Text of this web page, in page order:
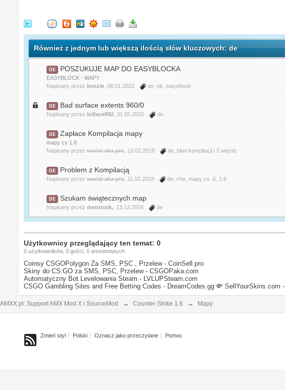
Również z jednym lub większą ilością słów kluczowych: de
DE POSZUKUJE MAP DO EASYBLOCKA
EASYBLOCK - MAPY
Napisany przez kenzie , 06.01.2022 de ,eb ,easyblock
DE Bad surface extents 960/0
Napisany przez lolface992 , 31.05.2020 de
DE Zapłace Kompilacja mapy
mapy cs 1.6
Napisany przezwariat aka pro , 13.02.2018 de blad kompilacji i 2 więcej
DE Problem z Kompilacją
Napisany przezwariat aka pro , 11.02.2018 de ,vhe mapy cs .6 1.6
DE Szukam świątecznych map
Napisany przez mentosik. , 13.12.2016 de
Użytkownicy przeglądający ten temat: 0
0 użytkowników, 0 gości, 0 anonimowych
Coinsy CSGOPolygon Za SMS, PSC , Przelew - CoinSell.pro
Skiny do CS:GO za SMS, PSC, Przelew - CSGOPaka.com
Automatyczny Bot Levelowania Steam - LVLUPSteam.com
CSGO Gambling Sites and Free Betting Codes - DreamCodes.gg 💸 SellYourSkins.com
AMXX.pl: Support AMX Mod X i SourceMod → Counter-Strike 1.6 → Mapy
Zmień styl Polski Oznacz jako przeczytane Pomoc